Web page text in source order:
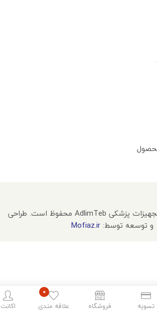
تسویه فروشگاه
۰
علاقه مندی اکانت
تمامی حقوق برای تجهیزات پزشکی AdlimTeb محفوظ است. طراحی
و توسعه توسط:Mofiaz.ir